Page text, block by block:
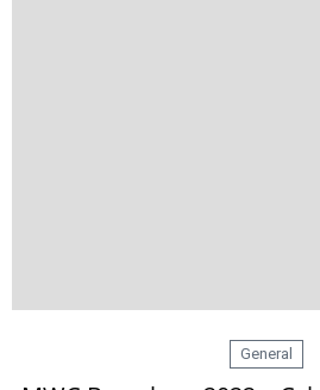
General